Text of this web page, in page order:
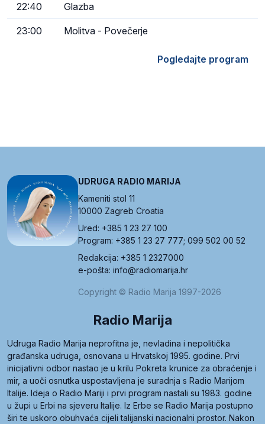
22:40 Glazba
23:00 Molitva - Povečerje
Pogledajte program
UDRUGA RADIO MARIJA
Kameniti stol 11
10000 Zagreb Croatia
Ured: +385 1 23 27 100
Program: +385 1 23 27 777; 099 502 00 52
Redakcija: +385 1 2327000
e-pošta: info@radiomarija.hr
Copyright © Radio Marija 1997-2026
Radio Marija
Udruga Radio Marija neprofitna je, nevladina i nepolitička
građanska udruga, osnovana u Hrvatskoj 1995. godine. Prvi
inicijativni odbor nastao je u krilu Pokreta krunice za obraćenje i
mir, a uoči osnutka uspostavljena je suradnja s Radio Marijom
Italije. Ideja o Radio Mariji i prvi program nastali su 1983. godine
u župi u Erbi na sjeveru Italije. Iz Erbe se Radio Marija postupno
širi te uskoro obuhvaća cijeli talijanski nacionalni prostor. Nakon